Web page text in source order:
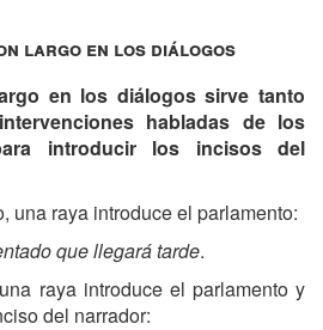
largo en los diálogos
en los diálogos sirve tanto
habladas de los
introducir los incisos del
una raya introduce el parlamento:
que llegará tarde.
raya introduce el parlamento y
del narrador: